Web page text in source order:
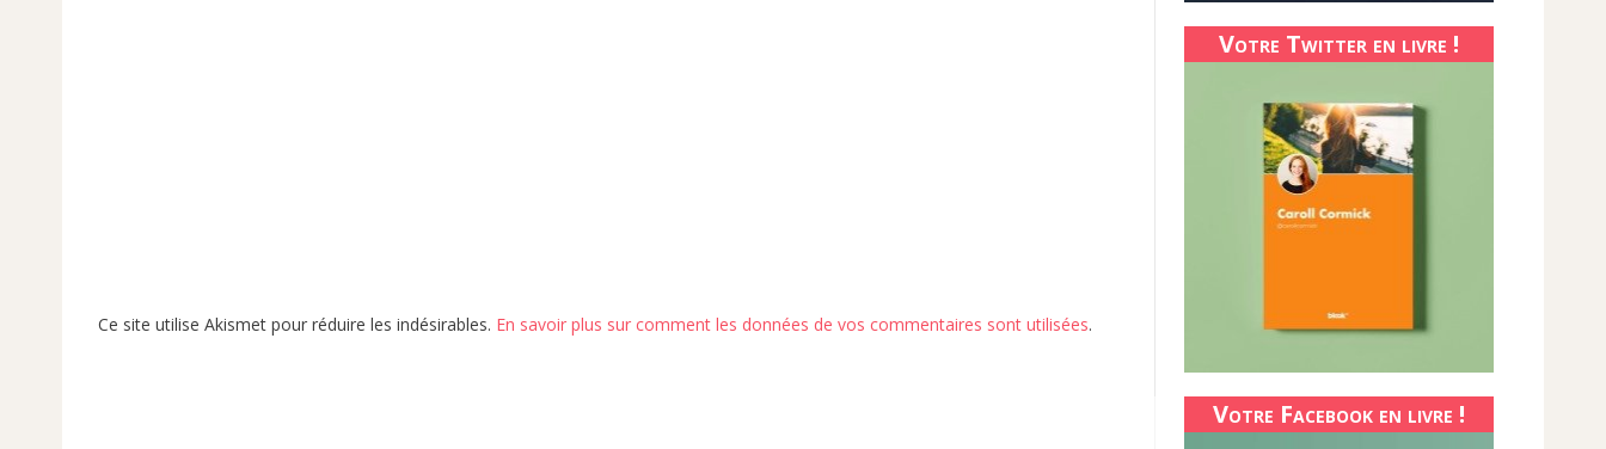
Ce site utilise Akismet pour réduire les indésirables. En savoir plus sur comment les données de vos commentaires sont utilisées.
Votre Twitter en livre !
Votre Facebook en livre !